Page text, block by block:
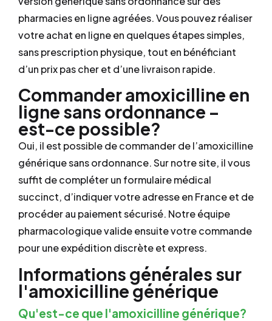
pharmacies en ligne agréées. Vous pouvez réaliser
votre achat en ligne en quelques étapes simples,
sans prescription physique, tout en bénéficiant
d’un prix pas cher et d’une livraison rapide.
Commander amoxicilline en
ligne sans ordonnance –
est-ce possible?
Oui, il est possible de commander de l’amoxicilline
générique sans ordonnance. Sur notre site, il vous
suffit de compléter un formulaire médical
succinct, d’indiquer votre adresse en France et de
procéder au paiement sécurisé. Notre équipe
pharmacologique valide ensuite votre commande
pour une expédition discrète et express.
Informations générales sur
l'amoxicilline générique
Qu'est-ce que l'amoxicilline générique?